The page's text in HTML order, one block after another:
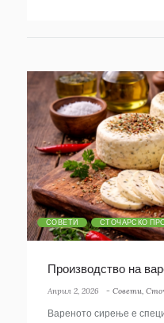
СОВЕТИ СТОЧАРСКО
Производство на
Април 2, 2026 - Совети,
Вареното сирење е